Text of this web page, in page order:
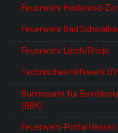
Feuerwehr Heidenrod-
Feuerwehr Bad
Feuerwehr Lorch/Rhein
Technisches Hilfswerk
Bundesamt für
(BBK)
Feuerwehr-Portal Hessen